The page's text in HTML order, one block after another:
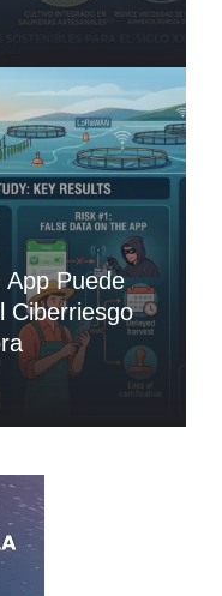
App Puede
Ciberriesgo